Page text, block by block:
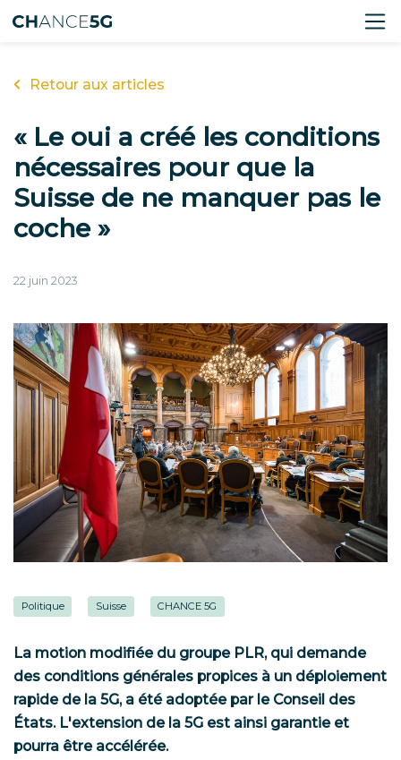
Retour aux articles
« Le oui a créé les conditions
nécessaires pour que la
Suisse de ne manquer pas le
coche »
22 juin 2023
Politique Suisse CHANCE 5G
La motion modifiée du groupe PLR, qui demande
des conditions générales propices à un déploiement
rapide de la 5G, a été adoptée par le Conseil des
États. L'extension de la 5G est ainsi garantie et
pourra être accélérée.